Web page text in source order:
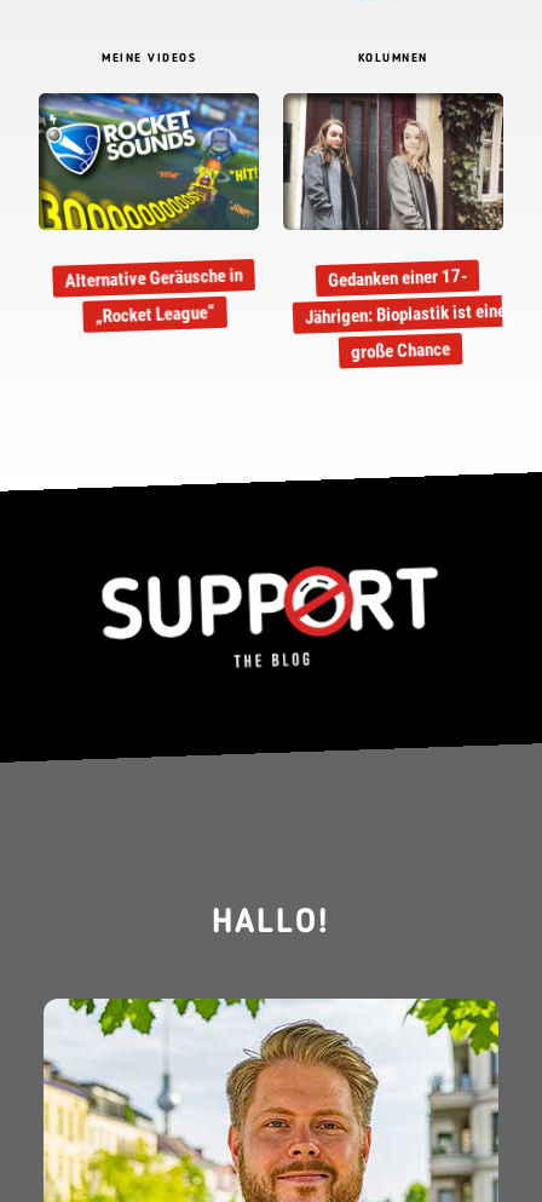
MEINE VIDEOS
Alternative Geräusche in
„Rocket League“
KOLUMNEN
Gedanken einer 17-
Jährigen: Bioplastik ist eine
große Chance
HALLO!